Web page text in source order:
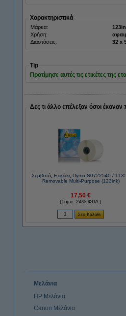
Χαρακτηριστικά
Μάρκα:
Χρήση:
Διαστάσεις:
Tip
Προτίμησε αυτές τις ετικέτες της
Δες τι άλλο επέλεξαν όσοι
Συμβατές Ετικέτες Dymo S0722540 /
Removable Multi-Purpose (123ink)
17,50 €
(Συμπ. 24% ΦΠΑ )
Μελάνια
HP Μελάνια
Canon Μελάνια